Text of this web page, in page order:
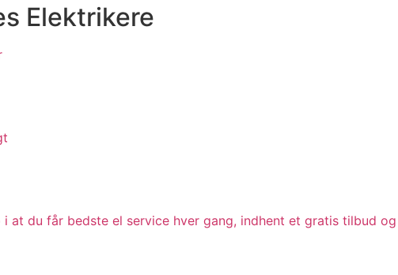
Elektrikere